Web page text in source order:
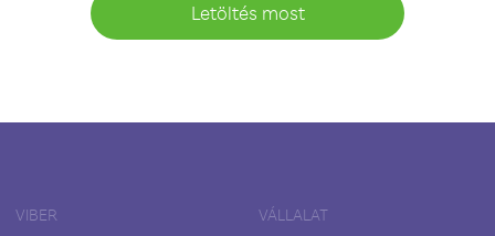
Letöltés most
VIBER VÁLLALAT